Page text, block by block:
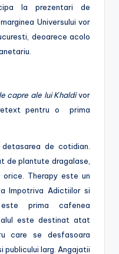
la prezentari de
Universului vor
deoarece acolo
capre ale lui Khaldivor
pentru o prima
de cotidian.
de plantute dragalase,
Therapy este un
Impotriva Adictiilor si
prima cafenea
este destinat atat
care se desfasoara
larg. Angajatii